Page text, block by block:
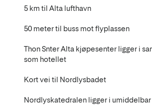
5 km til Alta lufthavn
50 meter til buss mot flyplassen
Thon Snter Alta kjøpesenter ligger i
som hotellet
Kort vei til Nordlysbadet
Nordlyskatedralen ligger i